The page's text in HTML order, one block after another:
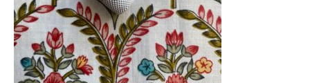
Patchwork
Mercerie
Dressing